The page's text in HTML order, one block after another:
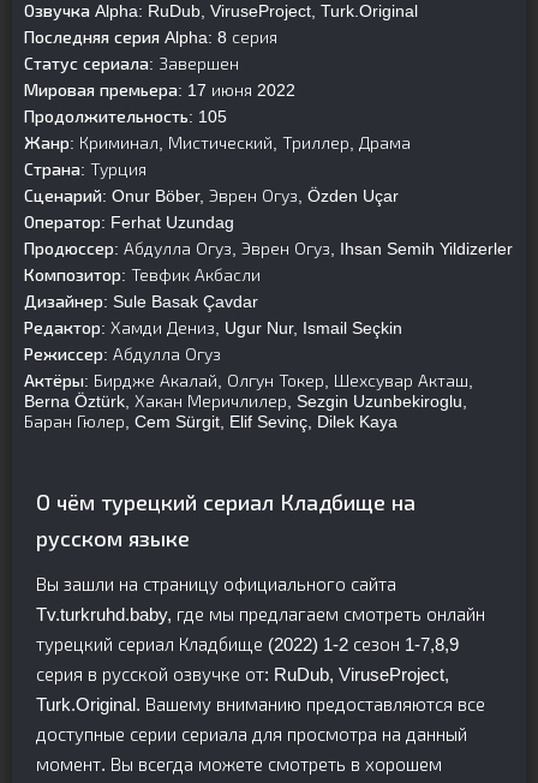
Озвучка Alpha: RuDub, ViruseProject, Turk.Original
Последняя серия Alpha: 8 серия
Статус сериала: Завершен
Мировая премьера: 17 июня 2022
Продолжительность: 105
Жанр: Криминал, Мистический, Триллер, Драма
Страна: Турция
Сценарий: Onur Böber, Эврен Огуз, Özden Uçar
Оператор: Ferhat Uzundag
Продюссер: Абдулла Огуз, Эврен Огуз, Ihsan Semih Yildizerler
Композитор: Тевфик Акбасли
Дизайнер: Sule Basak Çavdar
Редактор: Хамди Дениз, Ugur Nur, Ismail Seçkin
Режиссер: Абдулла Огуз
Актёры: Бирдже Акалай, Олгун Токер, Шехсувар Акташ,
Berna Öztürk, Хакан Меричлилер, Sezgin Uzunbekiroglu,
Баран Гюлер, Cem Sürgit, Elif Sevinç, Dilek Kaya
О чём турецкий сериал Кладбище на
русском языке
Вы зашли на страницу официального сайта
Tv.turkruhd.baby, где мы предлагаем смотреть онлайн
турецкий сериал Кладбище (2022) 1-2 сезон 1-7,8,9
серия в русской озвучке от: RuDub, ViruseProject,
Turk.Original. Вашему вниманию предоставляются все
доступные серии сериала для просмотра на данный
момент. Вы всегда можете смотреть в хорошем